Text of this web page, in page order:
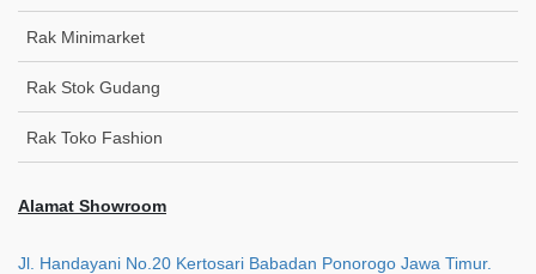
Rak Minimarket
Rak Stok Gudang
Rak Toko Fashion
Alamat Showroom
Jl. Handayani No.20 Kertosari Babadan Ponorogo Jawa Timur.